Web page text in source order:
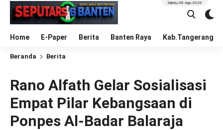
Home E-Paper Berita Banten Raya Kab.Tangerang
Sabtu, 08 Agu 2026
Beranda Berita
Rano Alfath Gelar Sosialisasi
Empat Pilar Kebangsaan di
Ponpes Al-Badar Balaraja